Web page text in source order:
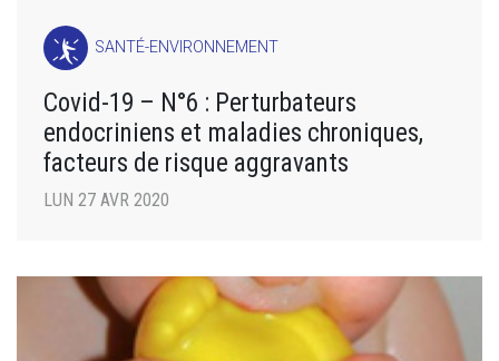
SANTÉ-ENVIRONNEMENT
Covid-19 – N°6 : Perturbateurs
endocriniens et maladies chroniques,
facteurs de risque aggravants
LUN 27 AVR 2020